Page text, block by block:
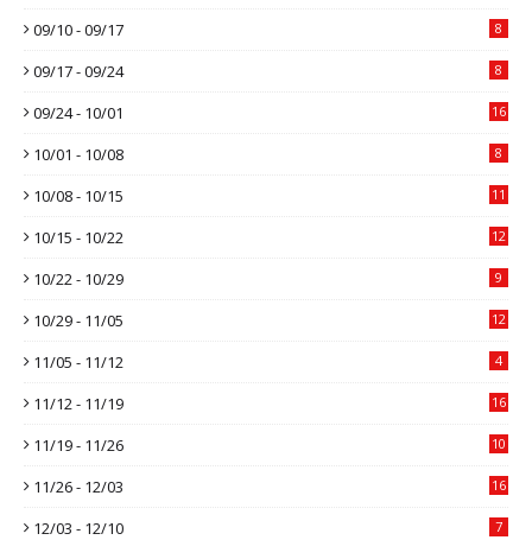
09/10 - 09/17 8
09/17 - 09/24 8
09/24 - 10/01 16
10/01 - 10/08 8
10/08 - 10/15 11
10/15 - 10/22 12
10/22 - 10/29 9
10/29 - 11/05 12
11/05 - 11/12 4
11/12 - 11/19 16
11/19 - 11/26 10
11/26 - 12/03 16
12/03 - 12/10 7